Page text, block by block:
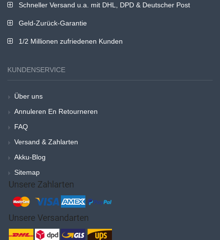
Schneller Versand u.a. mit DHL, DPD & Deutscher Post
Geld-Zurück-Garantie
1/2 Millionen zufriedenen Kunden
KUNDENSERVICE
Über uns
Annuleren En Retourneren
FAQ
Versand & Zahlarten
Akku-Blog
Sitemap